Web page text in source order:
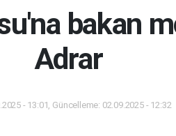
bakan
Adrar
- 13:01, Güncelleme: 02.09.2025 - 12:32